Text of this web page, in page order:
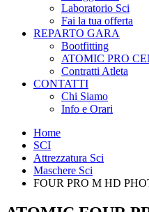
Laboratorio Sci
Fai la tua offerta
REPARTO GARA
Bootfitting
ATOMIC PRO
Contratti Atleta
CONTATTI
Chi Siamo
Info e Orari
Home
SCI
Attrezzatura Sci
Maschere Sci
FOUR PRO M HD